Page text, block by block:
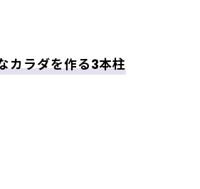
カラダを作る3本柱